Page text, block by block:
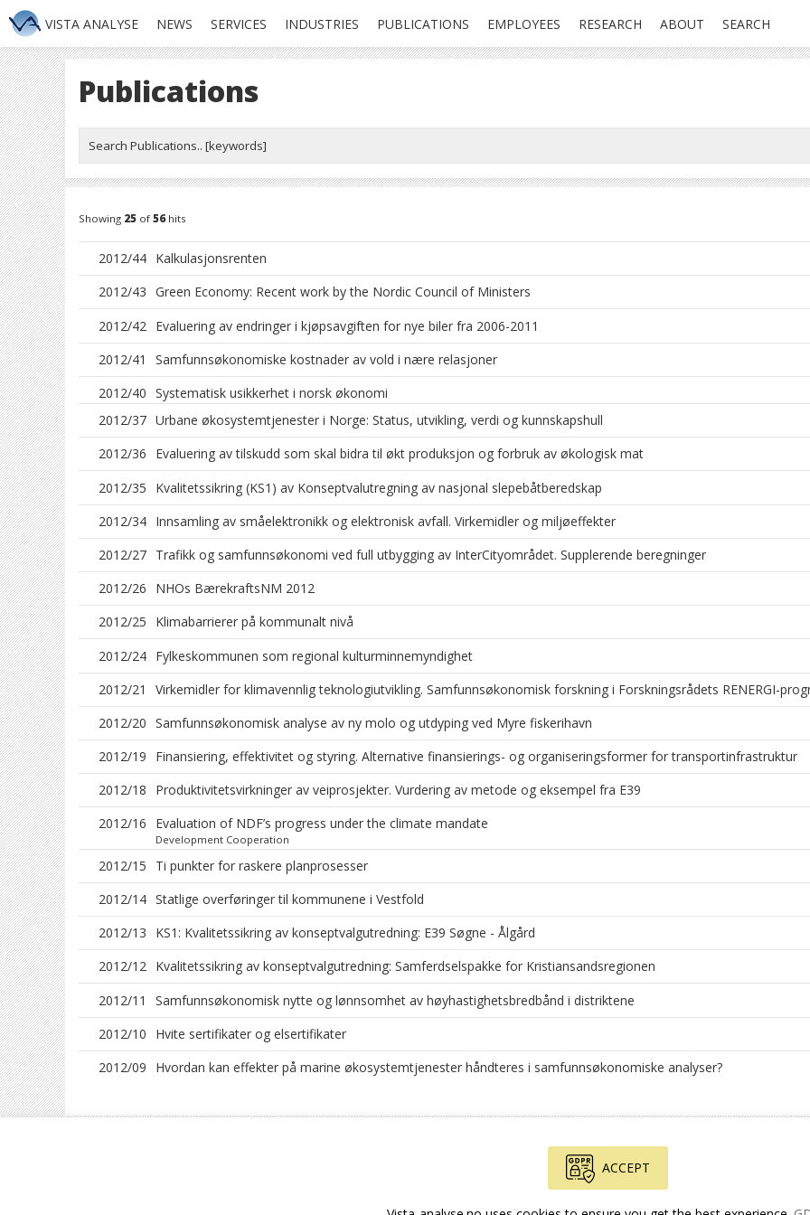
VISTA ANALYSE NEWS SERVICES INDUSTRIES PUBLICATIONS EMPLOYEES RESEARCH ABOUT SEARCH
Publications
Showing 25 of 56hits
2012/44 Kalkulasjonsrenten
2012/43 Green Economy: Recent work by the Nordic Council of Ministers
2012/42 Evaluering av endringer i kjøpsavgiften for nye biler fra 2006-2011
2012/41 Samfunnsøkonomiske kostnader av vold i nære relasjoner
2012/40 Systematisk usikkerhet i norsk økonomi
2012/37 Urbane økosystemtjenester i Norge: Status, utvikling, verdi og kunnskapshull
2012/36 Evaluering av tilskudd som skal bidra til økt produksjon og forbruk av økologisk mat
2012/35 Kvalitetssikring (KS1) av Konseptvalutregning av nasjonal slepebåtberedskap
2012/34 Innsamling av småelektronikk og elektronisk avfall. Virkemidler og miljøeffekter
2012/27 Trafikk og samfunnsøkonomi ved full utbygging av InterCityområdet. Supplerende beregninger
2012/26 NHOs BærekraftsNM 2012
2012/25 Klimabarrierer på kommunalt nivå
2012/24 Fylkeskommunen som regional kulturminnemyndighet
2012/21 Virkemidler for klimavennlig teknologiutvikling. Samfunnsøkonomisk forskning i Forskningsrådets RENERGI-
2012/20 Samfunnsøkonomisk analyse av ny molo og utdyping ved Myre fiskerihavn
2012/19 Finansiering, effektivitet og styring. Alternative finansierings- og organiseringsformer for transportinfrastruktur
2012/18 Produktivitetsvirkninger av veiprosjekter. Vurdering av metode og eksempel fra E39
2012/16 Evaluation of NDF’s progress under the climate mandate
Development Cooperation
2012/15 Ti punkter for raskere planprosesser
2012/14 Statlige overføringer til kommunene i Vestfold
2012/13 KS1: Kvalitetssikring av konseptvalgutredning: E39 Søgne - Ålgård
2012/12 Kvalitetssikring av konseptvalgutredning: Samferdselspakke for Kristiansandsregionen
2012/11 Samfunnsøkonomisk nytte og lønnsomhet av høyhastighetsbredbånd i distriktene
2012/10 Hvite sertifikater og elsertifikater
2012/09 Hvordan kan effekter på marine økosystemtjenester håndteres i samfunnsøkonomiske analyser?
ACCEPT